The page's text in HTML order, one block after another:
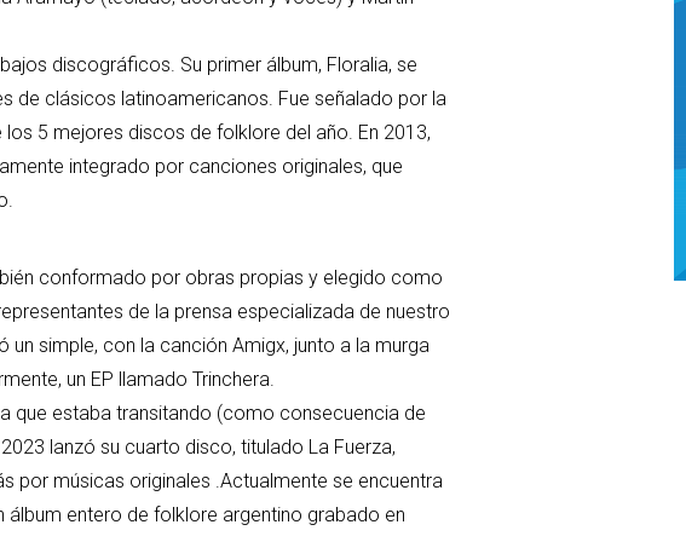
discográficos. Su primer álbum, Floralia, se
de clásicos latinoamericanos. Fue señalado por la
5 mejores discos de folklore del año. En 2013,
integrado por canciones originales, que
conformado por obras propias y elegido como
de la prensa especializada de nuestro
un simple, con la canción Amigx, junto a la murga
un EP llamado Trinchera.
que estaba transitando (como consecuencia de
lanzó su cuarto disco, titulado La Fuerza,
por músicas originales .Actualmente se encuentra
álbum entero de folklore argentino grabado en